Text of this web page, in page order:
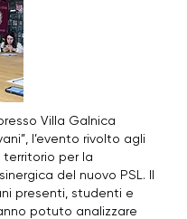
Villa Galnica
l’evento rivolto agli
territorio per la
del nuovo PSL. Il
presenti, studenti e
potuto analizzare